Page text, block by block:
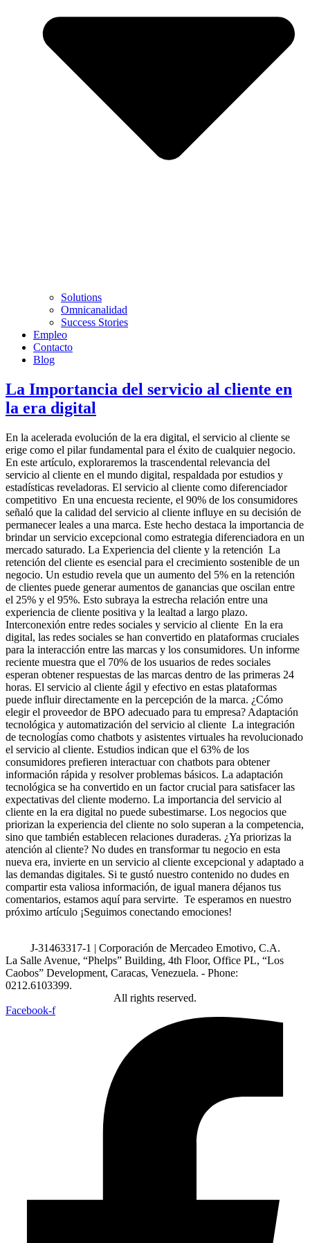
Solutions
Omnicanalidad
Success Stories
Empleo
Contacto
Blog
La Importancia del servicio al cliente en
la era digital
En la acelerada evolución de la era digital, el servicio al cliente se
erige como el pilar fundamental para el éxito de cualquier negocio.
En este artículo, exploraremos la trascendental relevancia del
servicio al cliente en el mundo digital, respaldada por estudios y
estadísticas reveladoras. El servicio al cliente como diferenciador
competitivo En una encuesta reciente, el 90% de los consumidores
señaló que la calidad del servicio al cliente influye en su decisión de
permanecer leales a una marca. Este hecho destaca la importancia de
brindar un servicio excepcional como estrategia diferenciadora en un
mercado saturado. La Experiencia del cliente y la retención La
retención del cliente es esencial para el crecimiento sostenible de un
negocio. Un estudio revela que un aumento del 5% en la retención
de clientes puede generar aumentos de ganancias que oscilan entre
el 25% y el 95%. Esto subraya la estrecha relación entre una
experiencia de cliente positiva y la lealtad a largo plazo.
Interconexión entre redes sociales y servicio al cliente En la era
digital, las redes sociales se han convertido en plataformas cruciales
para la interacción entre las marcas y los consumidores. Un informe
reciente muestra que el 70% de los usuarios de redes sociales
esperan obtener respuestas de las marcas dentro de las primeras 24
horas. El servicio al cliente ágil y efectivo en estas plataformas
puede influir directamente en la percepción de la marca. ¿Cómo
elegir el proveedor de BPO adecuado para tu empresa? Adaptación
tecnológica y automatización del servicio al cliente La integración
de tecnologías como chatbots y asistentes virtuales ha revolucionado
el servicio al cliente. Estudios indican que el 63% de los
consumidores prefieren interactuar con chatbots para obtener
información rápida y resolver problemas básicos. La adaptación
tecnológica se ha convertido en un factor crucial para satisfacer las
expectativas del cliente moderno. La importancia del servicio al
cliente en la era digital no puede subestimarse. Los negocios que
priorizan la experiencia del cliente no solo superan a la competencia,
sino que también establecen relaciones duraderas. ¿Ya priorizas la
atención al cliente? No dudes en transformar tu negocio en esta
nueva era, invierte en un servicio al cliente excepcional y adaptado a
las demandas digitales. Si te gustó nuestro contenido no dudes en
compartir esta valiosa información, de igual manera déjanos tus
comentarios, estamos aquí para servirte. Te esperamos en nuestro
próximo artículo ¡Seguimos conectando emociones!
J-31463317-1 | Corporación de Mercadeo Emotivo, C.A.
La Salle Avenue, “Phelps” Building, 4th Floor, Office PL, “Los
Caobos” Development, Caracas, Venezuela. - Phone:
0212.6103399.
All rights reserved.
Facebook-f